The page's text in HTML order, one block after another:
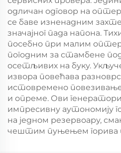
одличан одговор на
се баве изненадним
значајног пада напона.
посебно при малим
погодним за стамбене
осетљивих на буку.
извора повећава
истовремено
и опреме. Ови
импресивну аутономију
на једном резервоару,
чештим пуњењем горива